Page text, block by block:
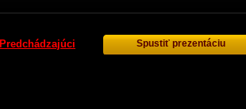
Predchádzajúci Spustiť prezentáciu